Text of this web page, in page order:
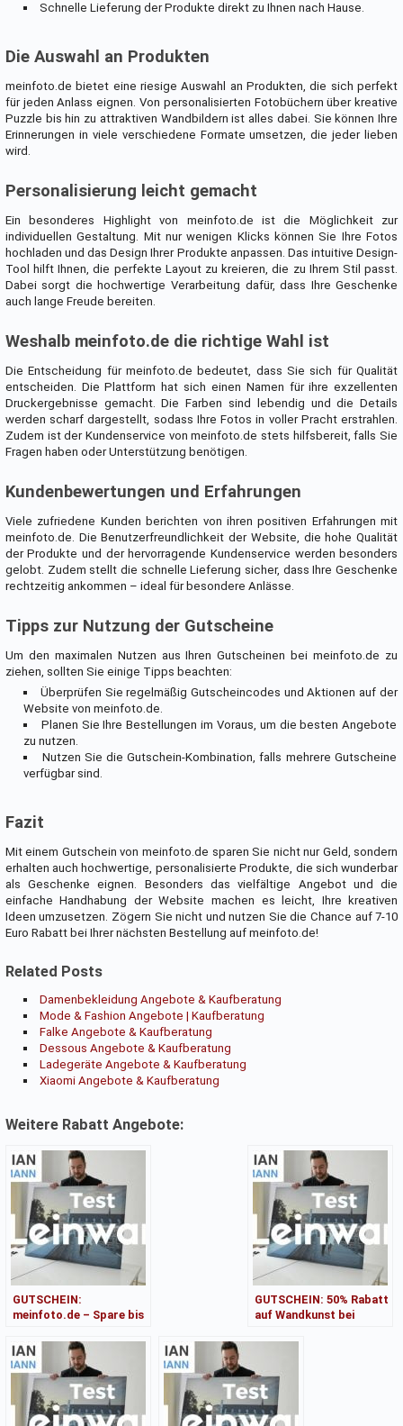
Schnelle Lieferung der Produkte direkt zu Ihnen nach Hause.
Die Auswahl an Produkten
meinfoto.de bietet eine riesige Auswahl an Produkten, die sich perfekt
für jeden Anlass eignen. Von personalisierten Fotobüchern über kreative
Puzzle bis hin zu attraktiven Wandbildern ist alles dabei. Sie können Ihre
Erinnerungen in viele verschiedene Formate umsetzen, die jeder lieben
wird.
Personalisierung leicht gemacht
Ein besonderes Highlight von meinfoto.de ist die Möglichkeit zur
individuellen Gestaltung. Mit nur wenigen Klicks können Sie Ihre Fotos
hochladen und das Design Ihrer Produkte anpassen. Das intuitive Design-
Tool hilft Ihnen, die perfekte Layout zu kreieren, die zu Ihrem Stil passt.
Dabei sorgt die hochwertige Verarbeitung dafür, dass Ihre Geschenke
auch lange Freude bereiten.
Weshalb meinfoto.de die richtige Wahl ist
Die Entscheidung für meinfoto.de bedeutet, dass Sie sich für Qualität
entscheiden. Die Plattform hat sich einen Namen für ihre exzellenten
Druckergebnisse gemacht. Die Farben sind lebendig und die Details
werden scharf dargestellt, sodass Ihre Fotos in voller Pracht erstrahlen.
Zudem ist der Kundenservice von meinfoto.de stets hilfsbereit, falls Sie
Fragen haben oder Unterstützung benötigen.
Kundenbewertungen und Erfahrungen
Viele zufriedene Kunden berichten von ihren positiven Erfahrungen mit
meinfoto.de. Die Benutzerfreundlichkeit der Website, die hohe Qualität
der Produkte und der hervorragende Kundenservice werden besonders
gelobt. Zudem stellt die schnelle Lieferung sicher, dass Ihre Geschenke
rechtzeitig ankommen – ideal für besondere Anlässe.
Tipps zur Nutzung der Gutscheine
Um den maximalen Nutzen aus Ihren Gutscheinen bei meinfoto.de zu
ziehen, sollten Sie einige Tipps beachten:
Überprüfen Sie regelmäßig Gutscheincodes und Aktionen auf der
Website von meinfoto.de.
Planen Sie Ihre Bestellungen im Voraus, um die besten Angebote
zu nutzen.
Nutzen Sie die Gutschein-Kombination, falls mehrere Gutscheine
verfügbar sind.
Fazit
Mit einem Gutschein von meinfoto.de sparen Sie nicht nur Geld, sondern
erhalten auch hochwertige, personalisierte Produkte, die sich wunderbar
als Geschenke eignen. Besonders das vielfältige Angebot und die
einfache Handhabung der Website machen es leicht, Ihre kreativen
Ideen umzusetzen. Zögern Sie nicht und nutzen Sie die Chance auf 7-10
Euro Rabatt bei Ihrer nächsten Bestellung auf meinfoto.de!
Related Posts
Damenbekleidung Angebote & Kaufberatung
Mode & Fashion Angebote | Kaufberatung
Falke Angebote & Kaufberatung
Dessous Angebote & Kaufberatung
Ladegeräte Angebote & Kaufberatung
Xiaomi Angebote & Kaufberatung
Weitere Rabatt Angebote:
GUTSCHEIN:
meinfoto.de – Spare bis
GUTSCHEIN: 50% Rabatt
auf Wandkunst bei